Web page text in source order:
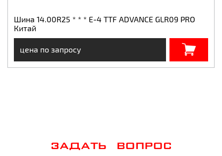
Шина 14.00R25 * * * E-4 TTF ADVANCE GLR09 PRO
Китай
цена по запросу
ЗАДАТЬ ВОПРОС